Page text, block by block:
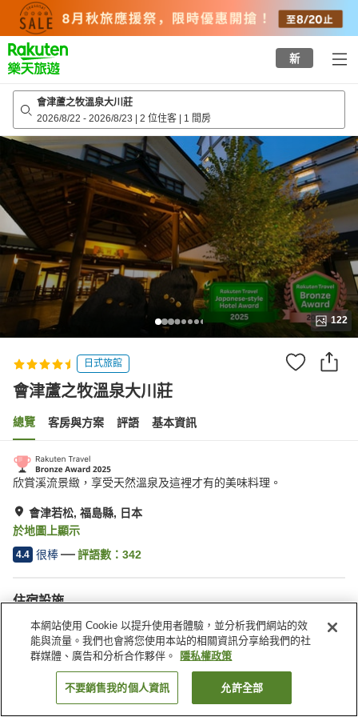
top
page
新
會津蘆之牧溫泉大川莊
2026/8/22 - 2026/8/23 | 2 位住客 | 1 間房
122
日式旅館
會津蘆之牧溫泉大川莊
總覽 客房與方案 評語 基本資訊
欣賞溪流景緻，享受天然溫泉及這裡才有的美味料理。
會津若松, 福島縣, 日本
於地圖上顯示
4.4 很棒 評語數： 342
住宿設施
停車場
三溫暖
Spa／美容沙龍
餐廳
日本 福島縣 會津若松 會津蘆之牧溫泉大川莊
找客房
本網站使用 Cookie 以提升使用者體驗，並分析我們網站的效
能與流量。我們也會將您使用本站的相關資訊分享給我們的社
群媒體、廣告和分析合作夥伴。
隱私權政策
不要銷售我的個人資訊 允許全部